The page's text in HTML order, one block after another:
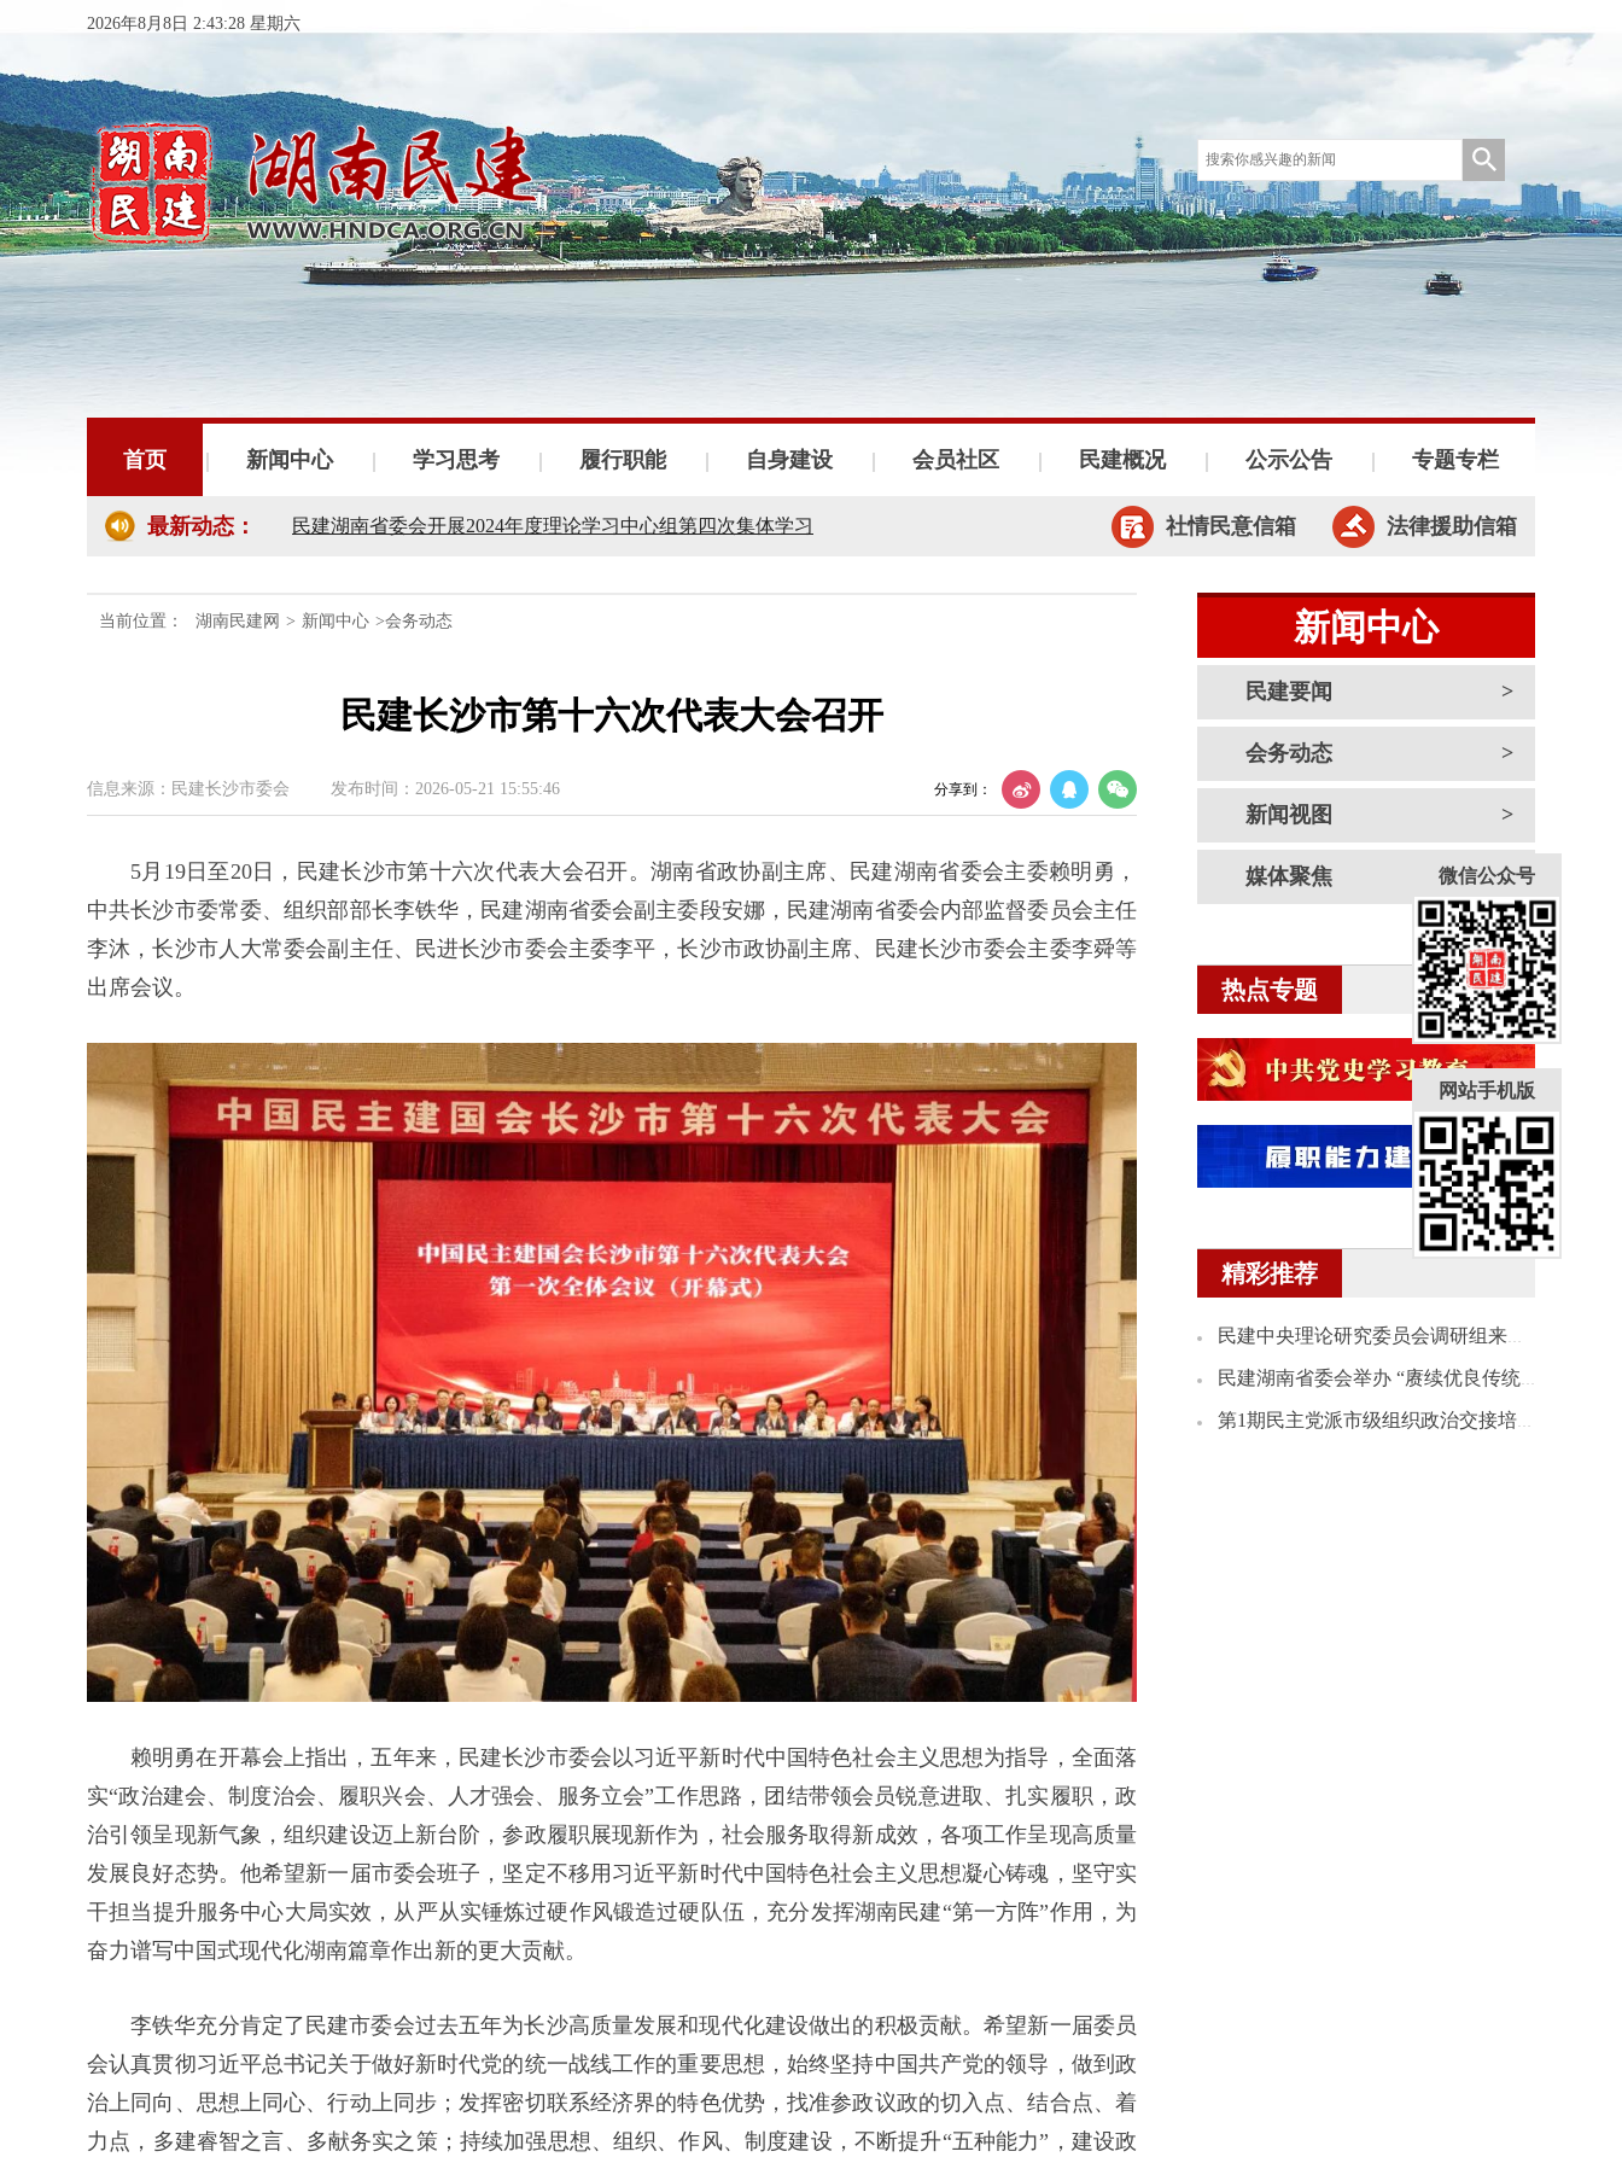
2026年8月8日 2:43:28 星期六
首页 新闻中心 学习思考 履行职能 自身建设 会员社区 民建概况 公示公告 专题专栏
最新动态：
民建湖南省委会十届五次全会召开
民建湖南省十届十次常委会议召开
民建湖南省委会开展2024年度理论学习中心组第四次集体学习
民建湖南省委会召开全省组织建设工作会议
民建湖南省第十届委员会内部监督委员会第四次全体会议召开
社情民意信箱 法律援助信箱
当前位置： 湖南民建网 > 新闻中心 >会务动态
民建长沙市第十六次代表大会召开
信息来源：民建长沙市委会 发布时间：2026-05-21 15:55:46 分享到：
5月19日至20日，民建长沙市第十六次代表大会召开。湖南省政协副主席、民建湖南省委会主委赖明勇，
中共长沙市委常委、组织部部长李铁华，民建湖南省委会副主委段安娜，民建湖南省委会内部监督委员会主任
李沐，长沙市人大常委会副主任、民进长沙市委会主委李平，长沙市政协副主席、民建长沙市委会主委李舜等
出席会议。
赖明勇在开幕会上指出，五年来，民建长沙市委会以习近平新时代中国特色社会主义思想为指导，全面落
实“政治建会、制度治会、履职兴会、人才强会、服务立会”工作思路，团结带领会员锐意进取、扎实履职，政
治引领呈现新气象，组织建设迈上新台阶，参政履职展现新作为，社会服务取得新成效，各项工作呈现高质量
发展良好态势。他希望新一届市委会班子，坚定不移用习近平新时代中国特色社会主义思想凝心铸魂，坚守实
干担当提升服务中心大局实效，从严从实锤炼过硬作风锻造过硬队伍，充分发挥湖南民建“第一方阵”作用，为
奋力谱写中国式现代化湖南篇章作出新的更大贡献。
李铁华充分肯定了民建市委会过去五年为长沙高质量发展和现代化建设做出的积极贡献。希望新一届委员
会认真贯彻习近平总书记关于做好新时代党的统一战线工作的重要思想，始终坚持中国共产党的领导，做到政
治上同向、思想上同心、行动上同步；发挥密切联系经济界的特色优势，找准参政议政的切入点、结合点、着
力点，多建睿智之言、多献务实之策；持续加强思想、组织、作风、制度建设，不断提升“五种能力”，建设政
新闻中心
民建要闻
会务动态
新闻视图
媒体聚焦
热点专题
精彩推荐
民建中央理论研究委员会调研组来湘开展理论研究课题调研
民建湖南省委会举办 “赓续优良传统 践行为民情怀”会史宣讲会
第1期民主党派市级组织政治交接培训班民建学员赴民建省委会机关座谈
微信公众号
网站手机版